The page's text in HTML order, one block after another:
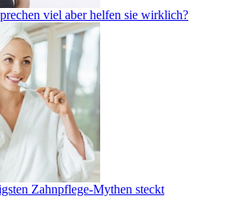
viel aber helfen sie wirklich?
Zahnpflege-Mythen steckt